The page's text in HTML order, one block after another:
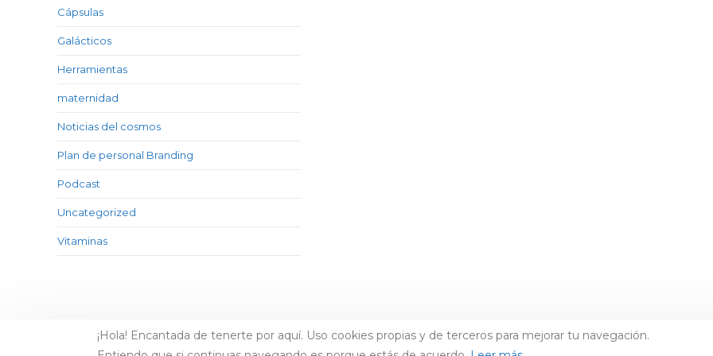
Cápsulas
Galácticos
Herramientas
maternidad
Noticias del cosmos
Plan de personal Branding
Podcast
Uncategorized
Vitaminas
¡Hola! Encantada de tenerte por aquí. Uso cookies propias y de terceros para mejorar tu navegación.